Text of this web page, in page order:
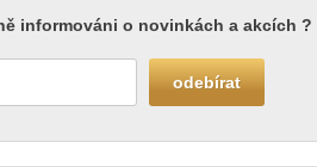
informováni o novinkách a akcích ?